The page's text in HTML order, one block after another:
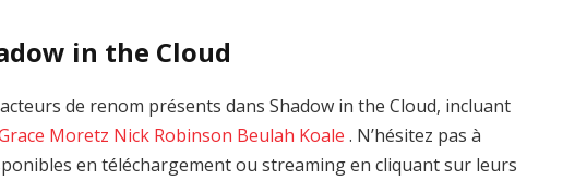
in the Cloud
de renom présents dans Shadow in the Cloud, incluant
Moretz Nick Robinson Beulah Koale . N’hésitez pas à
en téléchargement ou streaming en cliquant sur leurs